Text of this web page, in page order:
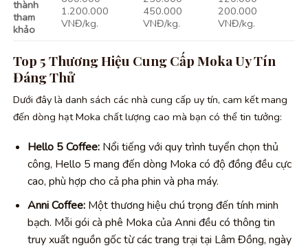
thành
tham
khảo
1.200.000
VNĐ/kg.
450.000
VNĐ/kg.
200.000
VNĐ/kg.
Top 5 Thương Hiệu Cung Cấp Moka Uy Tín
Đáng Thử
Dưới đây là danh sách các nhà cung cấp uy tín, cam kết mang
đến dòng hạt Moka chất lượng cao mà bạn có thể tin tưởng:
Hello 5 Coffee:Nổi tiếng với quy trình tuyển chọn thủ
công, Hello 5 mang đến dòng Moka có độ đồng đều cực
cao, phù hợp cho cả pha phin và pha máy.
Anni Coffee:Một thương hiệu chú trọng đến tính minh
bạch. Mỗi gói cà phê Moka của Anni đều có thông tin
truy xuất nguồn gốc từ các trang trại tại Lâm Đồng, ngày